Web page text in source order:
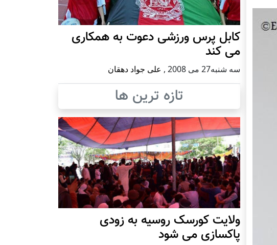
کابل پرس ورزشی دعوت به همکاری
می کند
سه شنبه27 می 2008 , علی جواد دهقان
تازه ترین ها
ولایت کورسک روسیه به زودی
پاکسازی می شود